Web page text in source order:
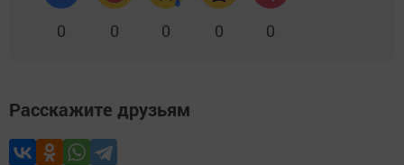
0 0 0 0 0
Расскажите друзьям